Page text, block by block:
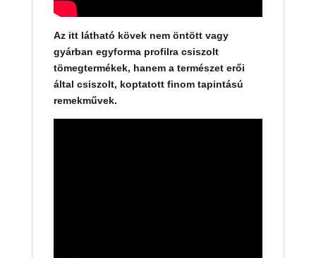
Az itt látható kövek nem öntött vagy
gyárban egyforma profilra csiszolt
tömegtermékek, hanem a természet erői
által csiszolt, koptatott finom tapintású
remekművek.